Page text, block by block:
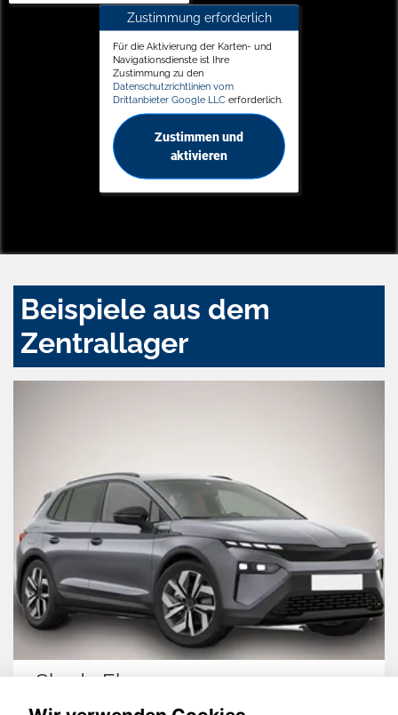
Zustimmung erforderlich
Für die Aktivierung der Karten- und
Navigationsdienste ist Ihre
Zustimmung zu den
Datenschutzrichtlinien vom
Drittanbieter Google LLC erforderlich.
Zustimmen und
aktivieren
Beispiele aus dem
Zentrallager
Renault Symbioz